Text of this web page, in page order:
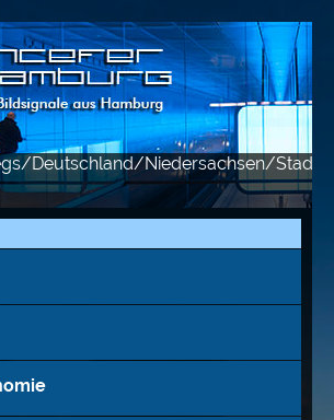
Deutschland/Niedersachsen/Stade